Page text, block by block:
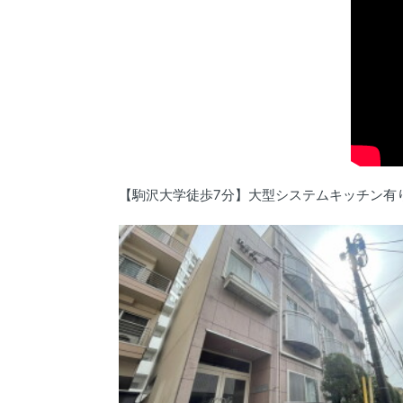
【駒沢大学徒歩7分】大型システムキッチン有